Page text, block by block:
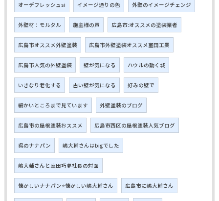
オーデフレッシュsi イメージ通りの色 外壁のイメージチェンジ
外壁材：モルタル 施主様の声 広島市:オススメの塗装業者
広島市オススメ外壁塗装 広島市外壁塗装オススメ室田工業
広島市人気の外壁塗装 壁が気になる ハウルの動く城
いきなり老化する 古い壁が気になる 好みの壁で
細かいところまで見ています 外壁塗装のブログ
広島市の屋根塗装おススメ 広島市西区の屋根塗装人気ブログ
呉のナナパン 嶋大輔さんはbigでした
嶋大輔さんと室田巧夢社長の対面
懐かしいナナパン⭐懐かしい嶋大輔さん 広島市に嶋大輔さん